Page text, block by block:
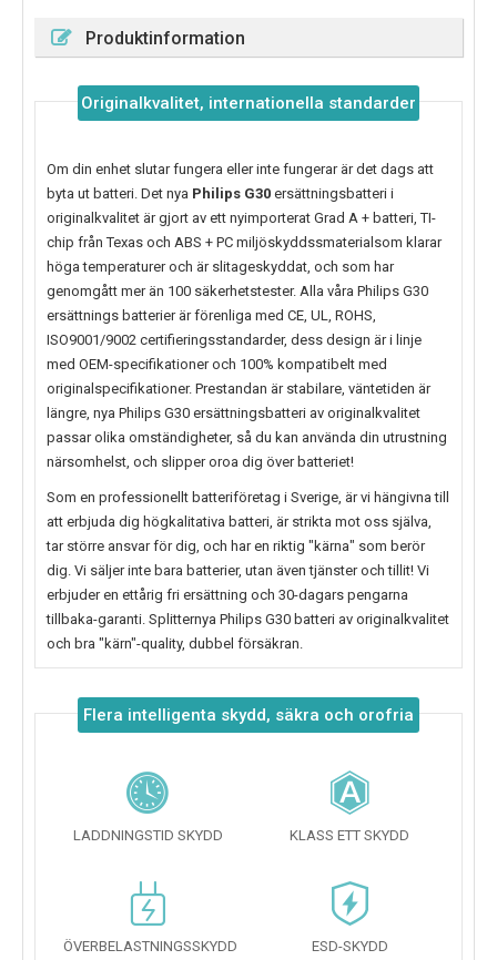
Produktinformation
Originalkvalitet, internationella standarder
Om din enhet slutar fungera eller inte fungerar är det dags att
byta ut batteri. Det nya Philips G30 ersättningsbatteri i
originalkvalitet är gjort av ett nyimporterat Grad A + batteri, TI-
chip från Texas och ABS + PC miljöskyddssmaterialsom klarar
höga temperaturer och är slitageskyddat, och som har
genomgått mer än 100 säkerhetstester. Alla våra Philips G30
ersättnings batterier är förenliga med CE, UL, ROHS,
ISO9001/9002 certifieringsstandarder, dess design är i linje
med OEM-specifikationer och 100% kompatibelt med
originalspecifikationer. Prestandan är stabilare, väntetiden är
längre, nya Philips G30 ersättningsbatteri av originalkvalitet
passar olika omständigheter, så du kan använda din utrustning
närsomhelst, och slipper oroa dig över batteriet!
Som en professionellt batteriföretag i Sverige, är vi hängivna till
att erbjuda dig högkalitativa batteri, är strikta mot oss själva,
tar större ansvar för dig, och har en riktig "kärna" som berör
dig. Vi säljer inte bara batterier, utan även tjänster och tillit! Vi
erbjuder en ettårig fri ersättning och 30-dagars pengarna
tillbaka-garanti. Splitternya Philips G30 batteri av originalkvalitet
och bra "kärn"-quality, dubbel försäkran.
Flera intelligenta skydd, säkra och orofria
LADDNINGSTID SKYDD KLASS ETT SKYDD
ÖVERBELASTNINGSSKYDD ESD-SKYDD